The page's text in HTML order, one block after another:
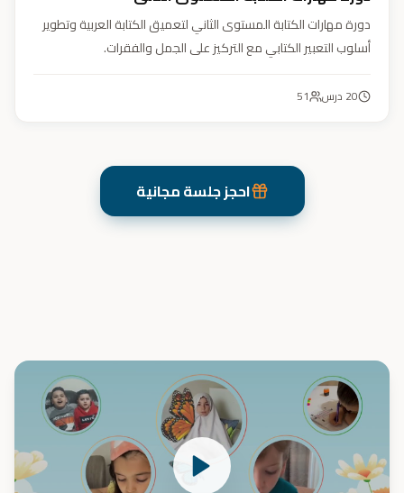
دورة مهارات الكتابة المستوى الثاني لتعميق الكتابة العربية وتطوير
أسلوب التعبير الكتابي مع التركيز على الجمل والفقرات.
20 درس 51
احجز جلسة مجانية